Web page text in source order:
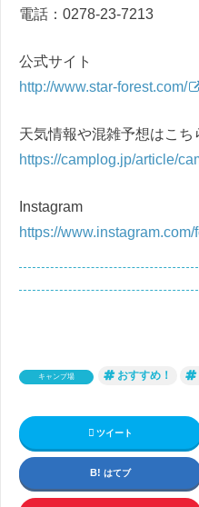
電話：0278-23-7213
公式サイト
http://www.star-forest.com/
天気情報や混雑予想はこち
https://camplog.jp/article/
Instagram
https://
キャンプ場 おすすめ！
ツイート
はてブ